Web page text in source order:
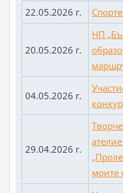
22.05.2026 г.
20.05.2026 г.
НП
04.05.2026 г.
29.04.2026 г.
моите